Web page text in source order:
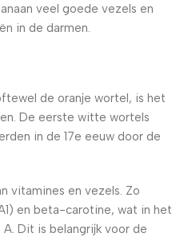
veel goede vezels en
in de darmen.
de oranje wortel, is het
De eerste witte wortels
in de 17e eeuw door de
vitamines en vezels. Zo
en beta-carotine, wat in het
Dit is belangrijk voor de